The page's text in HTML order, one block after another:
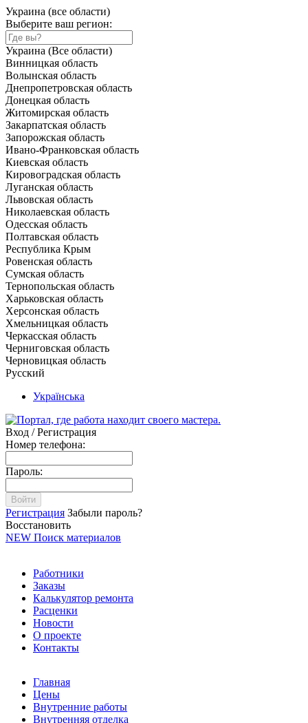
Украина (все области)
Выберите ваш регион:
Украина (Все области)
Винницкая область
Волынская область
Днепропетровская область
Донецкая область
Житомирская область
Закарпатская область
Запорожская область
Ивано-Франковская область
Киевская область
Кировоградская область
Луганская область
Львовская область
Николаевская область
Одесская область
Полтавская область
Республика Крым
Ровенская область
Сумская область
Тернопольская область
Харьковская область
Херсонская область
Хмельницкая область
Черкасская область
Черниговская область
Черновицкая область
Русский
Українська
Вход / Регистрация
Номер телефона:
Пароль:
Войти
Регистрация Забыли пароль?
Восстановить
NEW Поиск материалов
Работники
Заказы
Калькулятор ремонта
Расценки
Новости
О проекте
Контакты
Главная
Цены
Внутренние работы
Внутренняя отделка